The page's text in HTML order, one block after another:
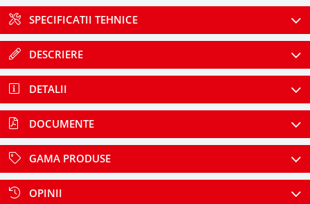
SPECIFICATII TEHNICE
DESCRIERE
DETALII
DOCUMENTE
GAMA PRODUSE
OPINII